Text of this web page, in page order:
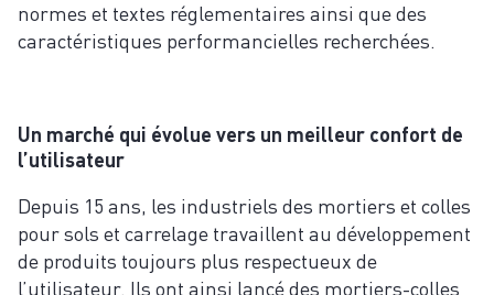
normes et textes réglementaires ainsi que des
caractéristiques performancielles recherchées.
Un marché qui évolue vers un meilleur confort de
l’utilisateur
Depuis 15 ans, les industriels des mortiers et colles
pour sols et carrelage travaillent au développement
de produits toujours plus respectueux de
l’utilisateur. Ils ont ainsi lancé des mortiers-colles